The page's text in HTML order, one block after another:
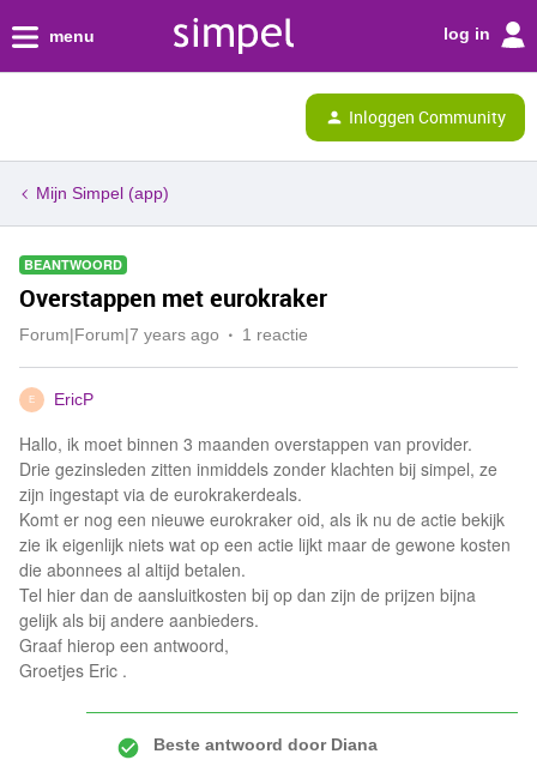
menu log in
Inloggen Community
Mijn Simpel (app)
BEANTWOORD
Overstappen met eurokraker
Forum|Forum|7 years ago 1 reactie
E EricP
Hallo, ik moet binnen 3 maanden overstappen van provider.
Drie gezinsleden zitten inmiddels zonder klachten bij simpel, ze
zijn ingestapt via de eurokrakerdeals.
Komt er nog een nieuwe eurokraker oid, als ik nu de actie bekijk
zie ik eigenlijk niets wat op een actie lijkt maar de gewone kosten
die abonnees al altijd betalen.
Tel hier dan de aansluitkosten bij op dan zijn de prijzen bijna
gelijk als bij andere aanbieders.
Graaf hierop een antwoord,
Groetjes Eric .
Beste antwoord doorDiana